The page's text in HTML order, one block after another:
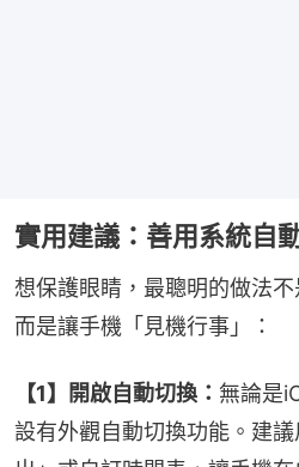
實用建議：善用系統自
想保護眼睛，最聰明的做法不
而是讓手機「見機行事」：
【1】開啟自動切換： 無論是
設有外觀自動切換功能。建